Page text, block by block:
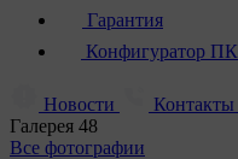
Гарантия
Конфигуратор ПК
Новости Контакты
Галерея 48
Все фотографии